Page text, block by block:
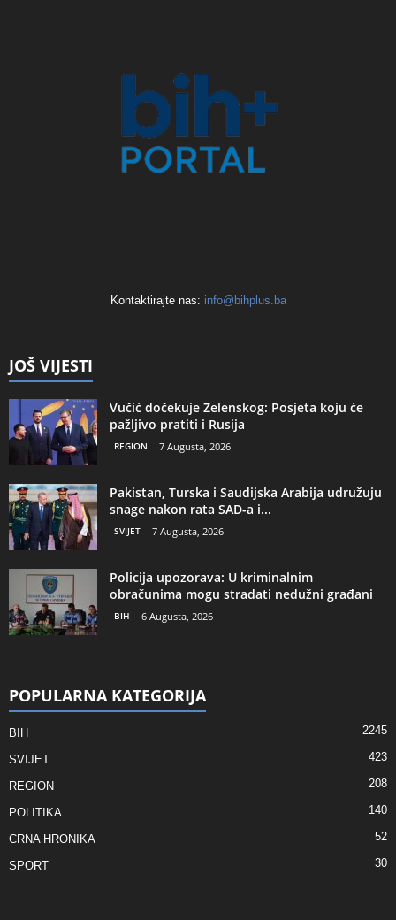
Kontaktirajte nas: info@bihplus.ba
JOŠ VIJESTI
Vučić dočekuje Zelenskog: Posjeta koju će
pažljivo pratiti i Rusija
REGION 7 Augusta, 2026
Pakistan, Turska i Saudijska Arabija udružuju
snage nakon rata SAD-a i...
SVIJET 7 Augusta, 2026
Policija upozorava: U kriminalnim
obračunima mogu stradati nedužni građani
BIH 6 Augusta, 2026
POPULARNA KATEGORIJA
BIH 2245
SVIJET 423
REGION 208
POLITIKA 140
CRNA HRONIKA 52
SPORT 30